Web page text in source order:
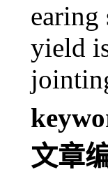
earing
yield
文章